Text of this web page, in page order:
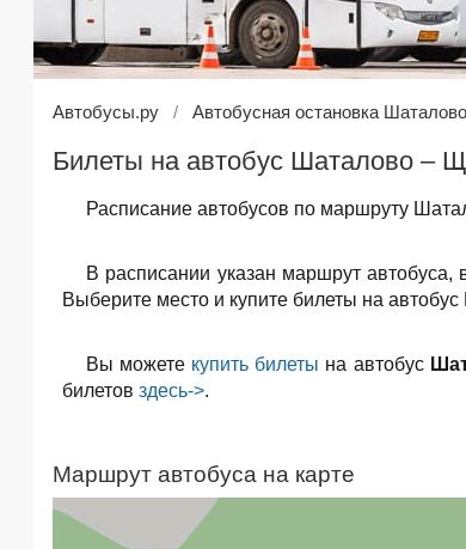
Автобусы.ру Автобусная остановка Шаталово
Билеты на автобус Шаталово –
Расписание автобусов по маршруту
В расписании указан маршрут автобуса,
Выберите место и купите билеты на
Вы можете купить билеты на автобус
билетов здесь->.
Маршрут автобуса на карте